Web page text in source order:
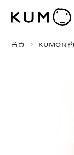
首頁 navigate_next KUMON